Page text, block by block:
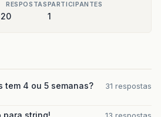
RESPOSTAS
0
PARTICIPANTES
1
tem 4 ou 5 semanas?
31 respostas